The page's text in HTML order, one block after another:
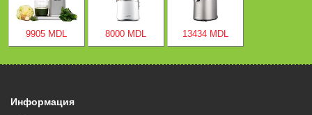
9905 MDL 8000 MDL 13434 MDL
Информация